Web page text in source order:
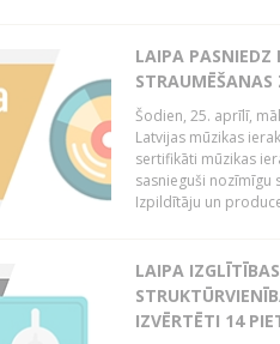
LAIPA PASNIEDZ
Šodien, 25. aprīlī,
Latvijas mūzikas
sertifikāti mūzikas
sasnieguši nozīmīgu
Izpildītāju un
LAIPA
IZVĒRTĒTI 14